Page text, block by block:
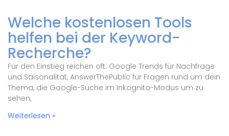
Welche kostenlosen Tools
helfen bei der Keyword-
Recherche?
Für den Einstieg reichen oft: Google Trends für Nachfrage
und Saisonalität, AnswerThePublic für Fragen rund um dein
Thema, die Google-Suche im Inkognito-Modus um zu
sehen,
Weiterlesen »